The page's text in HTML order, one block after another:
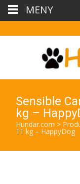
Sensible
kg –
Hundar.com >
11 kg – HappyDog
MENY